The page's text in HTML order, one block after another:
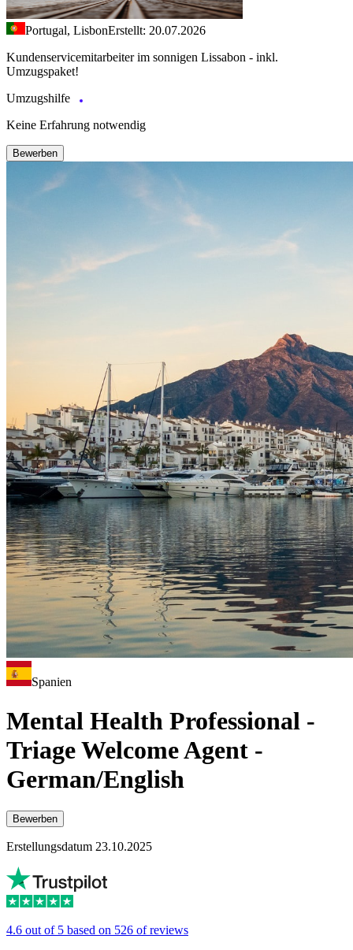
Portugal, LisbonErstellt: 20.07.2026
Kundenservicemitarbeiter im sonnigen Lissabon - inkl.
Umzugspaket!
Umzugshilfe
Keine Erfahrung notwendig
Bewerben
Spanien
Mental Health Professional -
Triage Welcome Agent -
German/English
Bewerben
Erstellungsdatum 23.10.2025
4.6 out of 5 based on 526 of reviews